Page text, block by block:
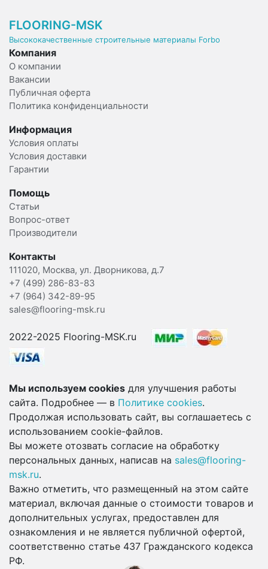
FLOORING-MSK
Высококачественные строительные материалы Forbo
Компания
О компании
Вакансии
Публичная оферта
Политика конфиденциальности
Информация
Условия оплаты
Условия доставки
Гарантии
Помощь
Статьи
Вопрос-ответ
Производители
Контакты
111020, Москва, ул. Дворникова, д.7
+7 (499) 286-83-83
+7 (964) 342-89-95
sales@flooring-msk.ru
2022-2025 Flooring-MSK.ru
Мы используем cookies для улучшения работы
сайта. Подробнее — в Политике cookies.
Продолжая использовать сайт, вы соглашаетесь с
использованием cookie-файлов.
Вы можете отозвать согласие на обработку
персональных данных, написав на sales@flooring-
msk.ru.
Важно отметить, что размещенный на этом сайте
материал, включая данные о стоимости товаров и
дополнительных услугах, предоставлен для
ознакомления и не является публичной офертой,
соответственно статье 437 Гражданского кодекса
РФ.